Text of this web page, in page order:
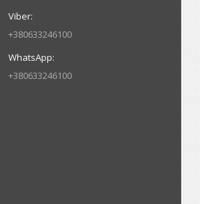
+380633246100
+380633246100